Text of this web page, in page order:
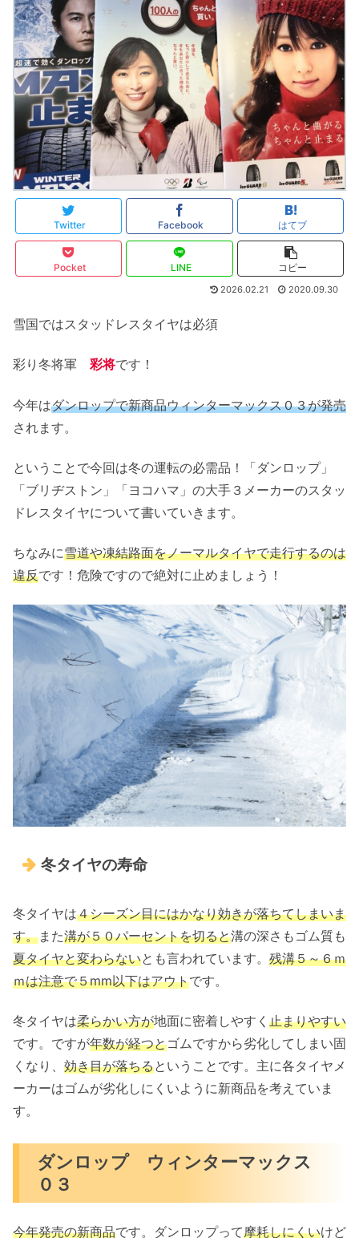
Twitter Facebook はてブ
Pocket LINE コピー
2026.02.21 2020.09.30
雪国ではスタッドレスタイヤは必須
彩り冬将軍 彩将です！
今年はダンロップで新商品ウィンターマックス０３が発売
されます。
ということで今回は冬の運転の必需品！「ダンロップ」
「ブリヂストン」「ヨコハマ」の大手３メーカーのスタッ
ドレスタイヤについて書いていきます。
ちなみに雪道や凍結路面をノーマルタイヤで走行するのは
違反です！危険ですので絶対に止めましょう！
冬タイヤの寿命
冬タイヤは４シーズン目にはかなり効きが落ちてしまいま
す。また溝が５０パーセントを切ると溝の深さもゴム質も
夏タイヤと変わらないとも言われています。 残溝５～６ｍ
ｍは注意で５mm以下はアウトです。
冬タイヤは柔らかい方が地面に密着しやすく 止まりやすい
です。ですが年数が経つとゴムですから劣化してしまい固
くなり、 効き目が落ちるということです。主に各タイヤメ
ーカーはゴムが劣化しにくいように新商品を考えていま
す。
ダンロップ ウィンターマックス
０３
今年発売の新商品です。ダンロップって摩耗しにくいけど